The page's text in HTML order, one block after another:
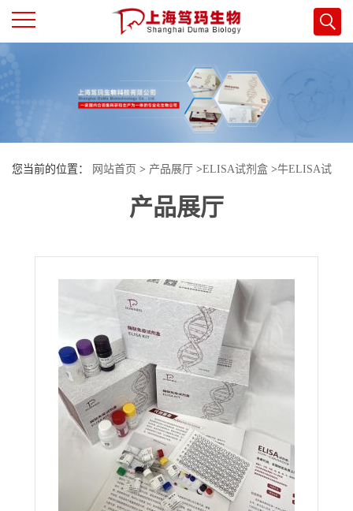
页
司
您当前的位置： 网站首页 > 产品展厅 >ELISA试剂盒 >牛ELISA试
牛缺血修饰白蛋白(IMA)酶联免疫试剂盒
产品展厅